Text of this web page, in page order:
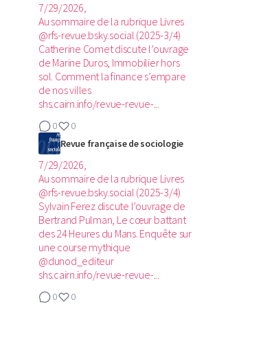
7/29/2026,
Au sommaire de la rubrique Livres
@rfs-revue.bsky.social (2025-3/4)‬
Catherine Comet discute l’ouvrage
de Marine Duros, Immobilier hors
sol. Comment la finance s’empare
de nos villes
shs.cairn.info/revue-revue-...
0
0
Revue française de sociologie
7/29/2026,
Au sommaire de la rubrique Livres
@rfs-revue.bsky.social (2025-3/4)‬
Sylvain Ferez discute l’ouvrage de
Bertrand Pulman, Le cœur battant
des 24 Heures du Mans. Enquête sur
une course mythique
@dunod_editeur
shs.cairn.info/revue-revue-...
0 0